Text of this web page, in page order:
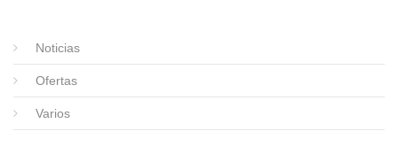
Noticias
Ofertas
Varios